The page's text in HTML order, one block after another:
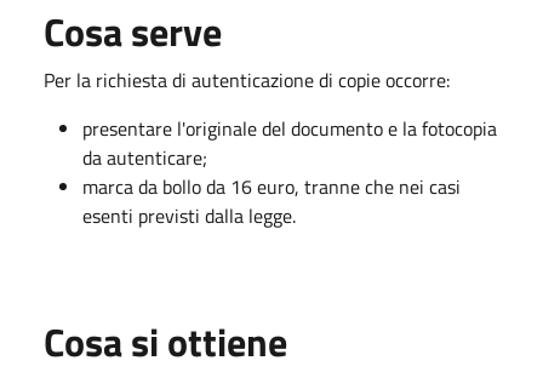
Cosa serve
Per la richiesta di autenticazione di copie occorre:
presentare l'originale del documento e la fotocopia
da autenticare;
marca da bollo da 16 euro, tranne che nei casi
esenti previsti dalla legge.
Cosa si ottiene